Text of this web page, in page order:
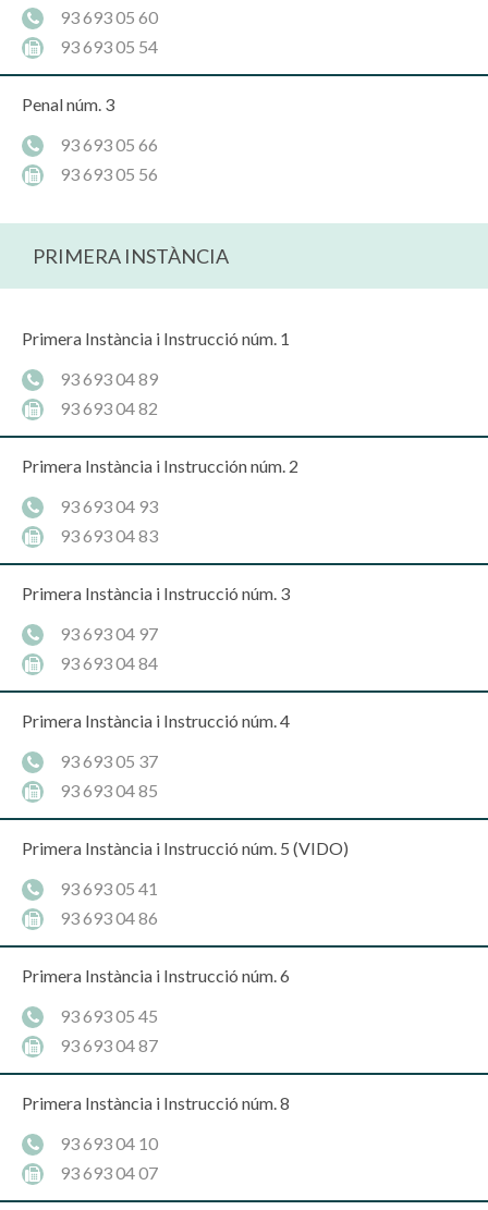
93 693 05 60
93 693 05 54
Penal núm. 3
93 693 05 66
93 693 05 56
PRIMERA INSTÀNCIA
Primera Instància i Instrucció núm. 1
93 693 04 89
93 693 04 82
Primera Instància i Instrucción núm. 2
93 693 04 93
93 693 04 83
Primera Instància i Instrucció núm. 3
93 693 04 97
93 693 04 84
Primera Instància i Instrucció núm. 4
93 693 05 37
93 693 04 85
Primera Instància i Instrucció núm. 5 (VIDO)
93 693 05 41
93 693 04 86
Primera Instància i Instrucció núm. 6
93 693 05 45
93 693 04 87
Primera Instància i Instrucció núm. 8
93 693 04 10
93 693 04 07